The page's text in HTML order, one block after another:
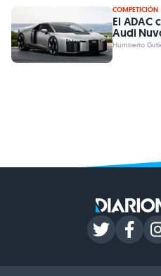
COMPETICIÓN
El ADAC
Audi
Humberto